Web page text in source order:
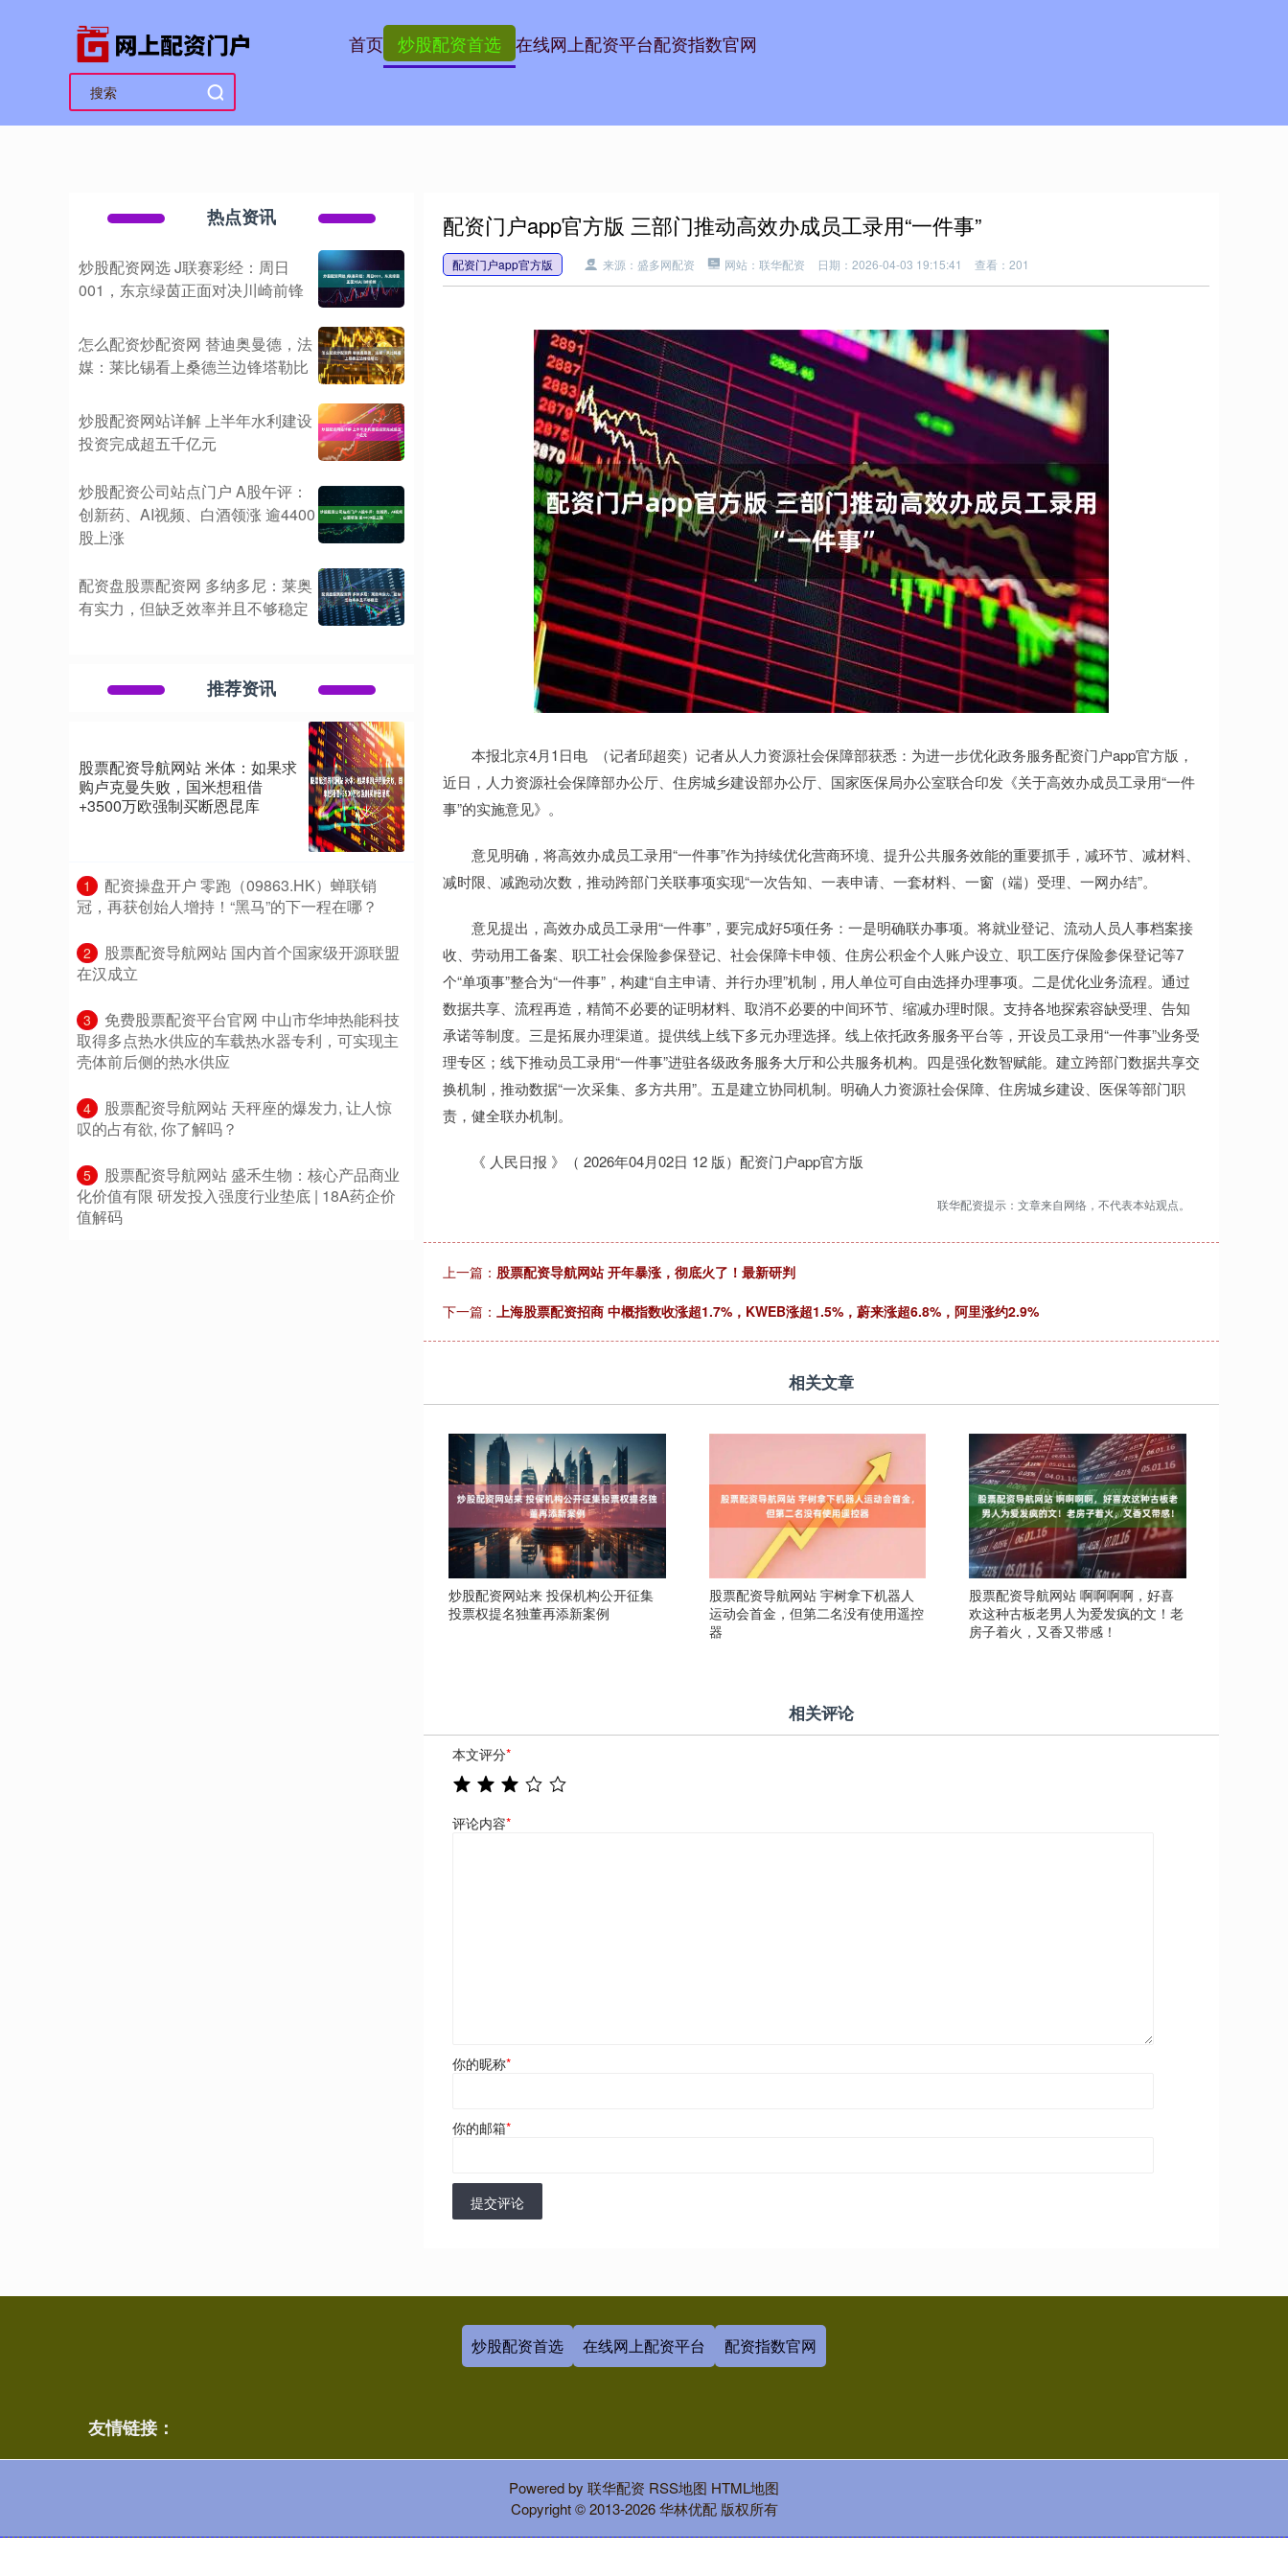
首页 炒股配资首选 在线网上配资平台配资指数官网
配资门户app官方版 三部门推动高效办成员工录用“一件事”
配资门户app官方版 来源：盛多网配资 网站：联华配资 日期：2026-04-03 19:15:41 查看：201
本报北京4月1日电 （记者邱超奕）记者从人力资源社会保障部获悉：为进一步优化政务服务配资门户app官方版，
近日，人力资源社会保障部办公厅、住房城乡建设部办公厅、国家医保局办公室联合印发《关于高效办成员工录用“一件
事”的实施意见》。
意见明确，将高效办成员工录用“一件事”作为持续优化营商环境、提升公共服务效能的重要抓手，减环节、减材料、
减时限、减跑动次数，推动跨部门关联事项实现“一次告知、一表申请、一套材料、一窗（端）受理、一网办结”。
意见提出，高效办成员工录用“一件事”，要完成好5项任务：一是明确联办事项。将就业登记、流动人员人事档案接
收、劳动用工备案、职工社会保险参保登记、社会保障卡申领、住房公积金个人账户设立、职工医疗保险参保登记等7
个“单项事”整合为“一件事”，构建“自主申请、并行办理”机制，用人单位可自由选择办理事项。二是优化业务流程。通过
数据共享、流程再造，精简不必要的证明材料、取消不必要的中间环节、缩减办理时限。支持各地探索容缺受理、告知
承诺等制度。三是拓展办理渠道。提供线上线下多元办理选择。线上依托政务服务平台等，开设员工录用“一件事”业务受
理专区；线下推动员工录用“一件事”进驻各级政务服务大厅和公共服务机构。四是强化数智赋能。建立跨部门数据共享交
换机制，推动数据“一次采集、多方共用”。五是建立协同机制。明确人力资源社会保障、住房城乡建设、医保等部门职
责，健全联办机制。
《 人民日报 》（ 2026年04月02日 12 版）配资门户app官方版
联华配资提示：文章来自网络，不代表本站观点。
上一篇： 股票配资导航网站 开年暴涨，彻底火了！最新研判
下一篇： 上海股票配资招商 中概指数收涨超1.7%，KWEB涨超1.5%，蔚来涨超6.8%，阿里涨约2.9%
相关文章
炒股配资网站来 投保机构公开征集
投票权提名独董再添新案例
股票配资导航网站 宇树拿下机器人
运动会首金，但第二名没有使用遥控
器
股票配资导航网站 啊啊啊啊，好喜
欢这种古板老男人为爱发疯的文！老
房子着火，又香又带感！
相关评论
本文评分*
评论内容*
你的昵称*
你的邮箱*
提交评论
热点资讯
炒股配资网选 J联赛彩经：周日
001，东京绿茵正面对决川崎前锋
怎么配资炒配资网 替迪奥曼德，法
媒：莱比锡看上桑德兰边锋塔勒比
炒股配资网站详解 上半年水利建设
投资完成超五千亿元
炒股配资公司站点门户 A股午评：
创新药、AI视频、白酒领涨 逾4400
股上涨
配资盘股票配资网 多纳多尼：莱奥
有实力，但缺乏效率并且不够稳定
推荐资讯
股票配资导航网站 米体：如果求
购卢克曼失败，国米想租借
+3500万欧强制买断恩昆库
1
​配资操盘开户 零跑（09863.HK）蝉联销
冠，再获创始人增持！“黑马”的下一程在哪？
2
​股票配资导航网站 国内首个国家级开源联盟
在汉成立
3
​免费股票配资平台官网 中山市华坤热能科技
取得多点热水供应的车载热水器专利，可实现主
壳体前后侧的热水供应
4
​股票配资导航网站 天秤座的爆发力, 让人惊
叹的占有欲, 你了解吗？
5
​股票配资导航网站 盛禾生物：核心产品商业
化价值有限 研发投入强度行业垫底 | 18A药企价
值解码
炒股配资首选 在线网上配资平台 配资指数官网
友情链接：
Powered by 联华配资 RSS地图 HTML地图
Copyright© 2013-2026 华林优配 版权所有